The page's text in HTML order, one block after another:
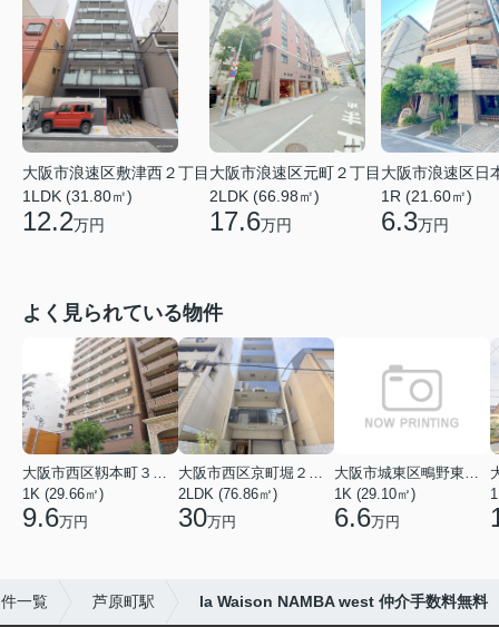
大阪市浪速区敷津西２丁目
1LDK (31.80㎡)
12.2万円
大阪市浪速区元町２丁目
2LDK (66.98㎡)
17.6万円
大阪市浪速区日
1R (21.60㎡)
6.3万円
よく見られている物件
大阪市西区靱本町３丁目
1K (29.66㎡)
9.6万円
大阪市西区京町堀２丁目
2LDK (76.86㎡)
30万円
大阪市城東区鴫野東３丁目
1K (29.10㎡)
6.6万円
一覧 芦原町駅 la Waison NAMBA west 仲介手数料無料